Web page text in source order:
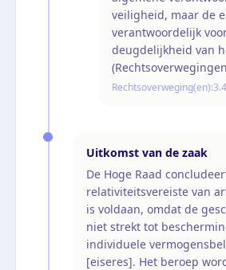
veiligheid, maar de
verantwoordelijk
deugdelijkheid van
Rechtsoverweging(en):
Uitkomst van de zaak
De Hoge Raad
relativiteitsvereiste van
is voldaan, omdat de
niet strekt tot
individuele
[eiseres]. Het beroep